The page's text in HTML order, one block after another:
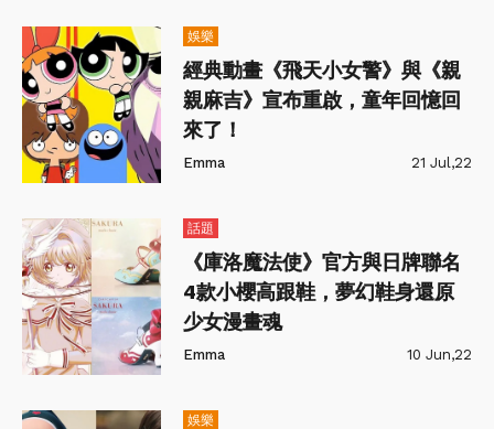
娛樂
經典動畫《飛天小女警》與《親
親麻吉》宣布重啟，童年回憶回
來了！
Emma 21 Jul,22
話題
《庫洛魔法使》官方與日牌聯名
4款小櫻高跟鞋，夢幻鞋身還原
少女漫畫魂
Emma 10 Jun,22
娛樂